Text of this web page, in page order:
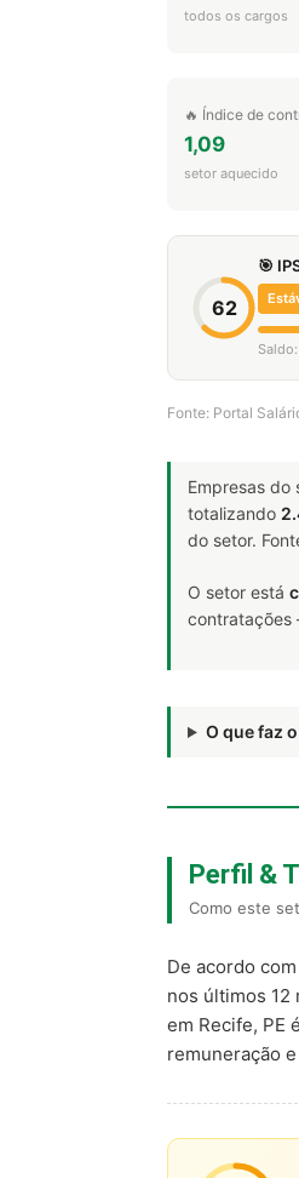
todos os cargos
🔥 Índice de
1,09
setor aquecido
62
🎯
Fonte: Portal
Empresas do
totalizando
do setor.
O setor está
contratações
O que faz
Perfil &
Como este
De acordo
nos últimos 12
em Recife, PE é
remuneração